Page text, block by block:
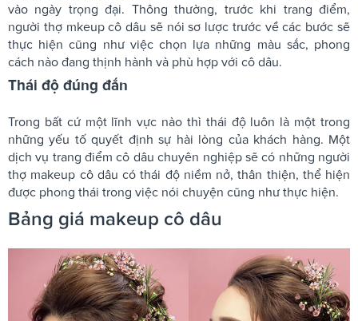
vào ngày trọng đại. Thông thường, trước khi trang điểm,
người thợ mkeup cô dâu sẽ nói sơ lược trước về các bước sẽ
thực hiện cũng như việc chọn lựa những màu sắc, phong
cách nào đang thịnh hành và phù hợp với cô dâu.
Thái độ đúng đắn
Trong bất cứ một lĩnh vực nào thì thái độ luôn là một trong
những yếu tố quyết định sự hài lòng của khách hàng. Một
dịch vụ trang điểm cô dâu chuyên nghiệp sẽ có những người
thợ makeup cô dâu có thái độ niềm nở, thân thiện, thể hiện
được phong thái trong việc nói chuyện cũng như thực hiện.
Bảng giá makeup cô dâu